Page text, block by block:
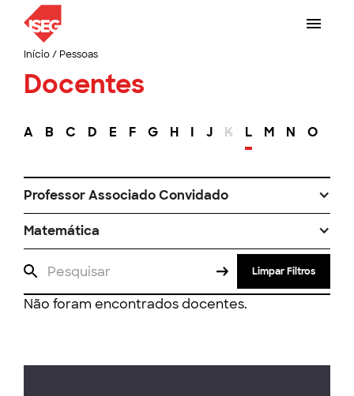
Início/ Pessoas
Docentes
A B C D E F G H I J K L M N O
Professor Associado Convidado
Matemática
Limpar Filtros
Não foram encontrados docentes.